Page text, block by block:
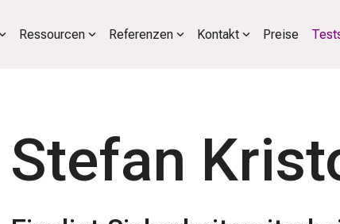
Ressourcen Referenzen Kontakt Preise
Stefan